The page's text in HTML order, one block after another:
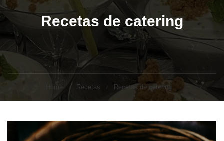
Recetas de catering
Home Recetas Recetas de catering